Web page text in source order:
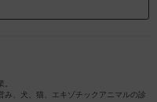
、犬、猫、エキゾチックアニマルの診